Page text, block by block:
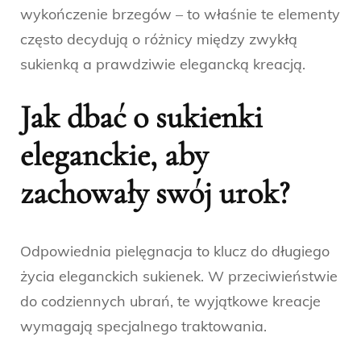
wykończenie brzegów – to właśnie te elementy
często decydują o różnicy między zwykłą
sukienką a prawdziwie elegancką kreacją.
Jak dbać o sukienki
eleganckie, aby
zachowały swój urok?
Odpowiednia pielęgnacja to klucz do długiego
życia eleganckich sukienek. W przeciwieństwie
do codziennych ubrań, te wyjątkowe kreacje
wymagają specjalnego traktowania.